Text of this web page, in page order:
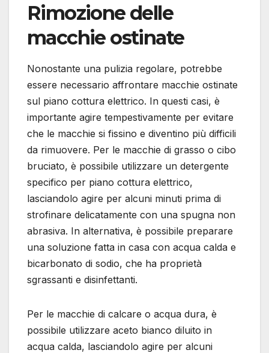
Rimozione delle
macchie ostinate
Nonostante una pulizia regolare, potrebbe
essere necessario affrontare macchie ostinate
sul piano cottura elettrico. In questi casi, è
importante agire tempestivamente per evitare
che le macchie si fissino e diventino più difficili
da rimuovere. Per le macchie di grasso o cibo
bruciato, è possibile utilizzare un detergente
specifico per piano cottura elettrico,
lasciandolo agire per alcuni minuti prima di
strofinare delicatamente con una spugna non
abrasiva. In alternativa, è possibile preparare
una soluzione fatta in casa con acqua calda e
bicarbonato di sodio, che ha proprietà
sgrassanti e disinfettanti.
Per le macchie di calcare o acqua dura, è
possibile utilizzare aceto bianco diluito in
acqua calda, lasciandolo agire per alcuni